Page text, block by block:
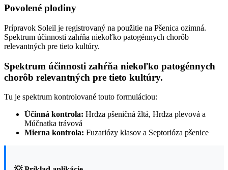
Povolené plodiny
Prípravok Soleil je registrovaný na použitie na Pšenica ozimná.
Spektrum účinnosti zahŕňa niekoľko patogénnych chorôb
relevantných pre tieto kultúry.
Spektrum účinnosti zahŕňa niekoľko patogénnych
chorôb relevantných pre tieto kultúry.
Tu je spektrum kontrolované touto formuláciou:
Účinná kontrola: Hrdza pšeničná žltá, Hrdza plevová a
Múčnatka trávová
Mierna kontrola: Fuzariózy klasov a Septorióza pšenice